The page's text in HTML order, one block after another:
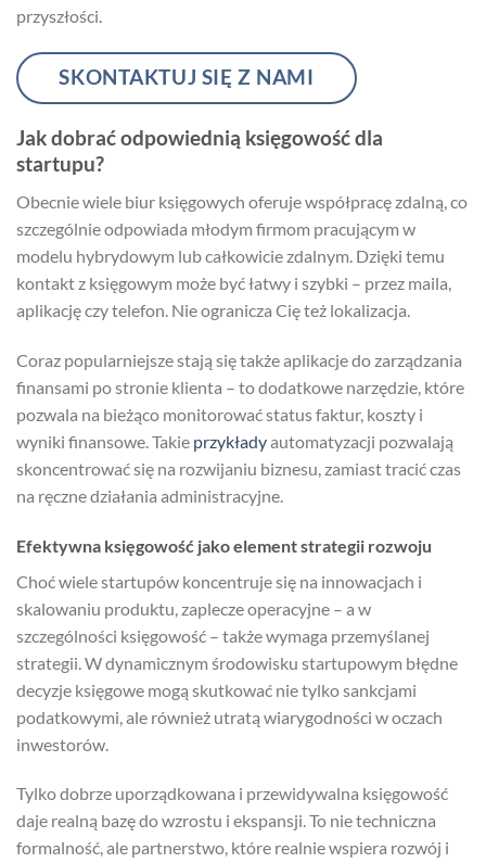
przyszłości.
SKONTAKTUJ SIĘ Z NAMI
Jak dobrać odpowiednią księgowość dla
startupu?
Obecnie wiele biur księgowych oferuje współpracę zdalną, co
szczególnie odpowiada młodym firmom pracującym w
modelu hybrydowym lub całkowicie zdalnym. Dzięki temu
kontakt z księgowym może być łatwy i szybki – przez maila,
aplikację czy telefon. Nie ogranicza Cię też lokalizacja.
Coraz popularniejsze stają się także aplikacje do zarządzania
finansami po stronie klienta – to dodatkowe narzędzie, które
pozwala na bieżąco monitorować status faktur, koszty i
wyniki finansowe. Takie przykładyautomatyzacji pozwalają
skoncentrować się na rozwijaniu biznesu, zamiast tracić czas
na ręczne działania administracyjne.
Efektywna księgowość jako element strategii rozwoju
Choć wiele startupów koncentruje się na innowacjach i
skalowaniu produktu, zaplecze operacyjne – a w
szczególności księgowość – także wymaga przemyślanej
strategii. W dynamicznym środowisku startupowym błędne
decyzje księgowe mogą skutkować nie tylko sankcjami
podatkowymi, ale również utratą wiarygodności w oczach
inwestorów.
Tylko dobrze uporządkowana i przewidywalna księgowość
daje realną bazę do wzrostu i ekspansji. To nie techniczna
formalność, ale partnerstwo, które realnie wspiera rozwój i